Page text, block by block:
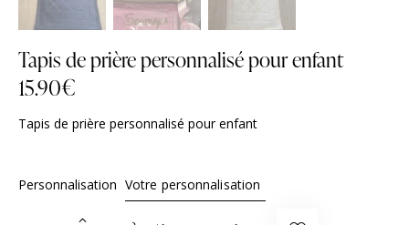
Tapis de prière personnalisé pour enfant
15.90€
Tapis de prière personnalisé pour enfant
Personnalisation